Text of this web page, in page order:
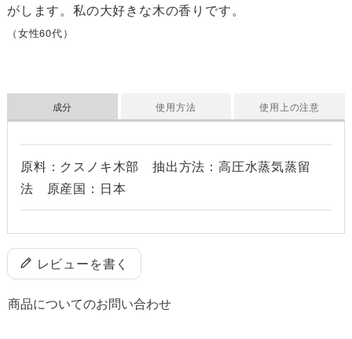
がします。私の大好きな木の香りです。
（女性60代）
成分 使用方法 使用上の注意
原料：クスノキ木部 抽出方法：高圧水蒸気蒸留
法 原産国：日本
レビューを書く
商品についてのお問い合わせ